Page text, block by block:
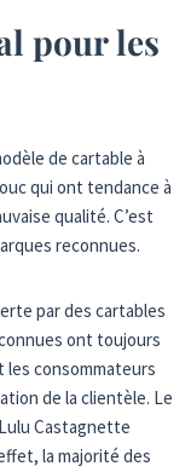
pour les
de cartable à
qui ont tendance à
qualité. C’est
reconnues.
par des cartables
ont toujours
les consommateurs
de la clientèle. Le
Castagnette
la majorité des